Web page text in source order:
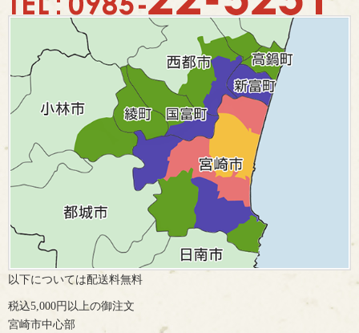
以下については配送料無料
税込5,000円以上の御注文
宮崎市中心部